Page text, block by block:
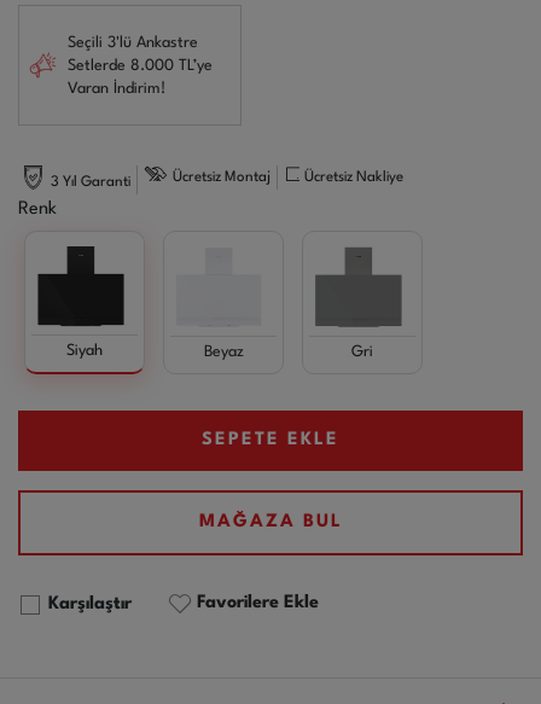
Seçili 3'lü Ankastre
Setlerde 8.000 TL’ye
Varan İndirim!
3 Yıl Garanti Ücretsiz Montaj Ücretsiz Nakliye
Renk
Siyah Beyaz Gri
SEPETE EKLE
MAĞAZA BUL
Karşılaştır Favorilere Ekle